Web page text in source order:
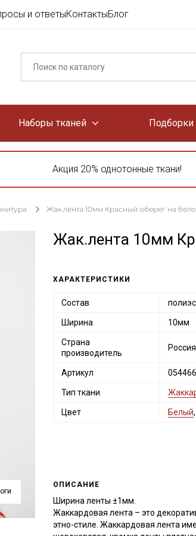
и ответыКонтактыБлог
Наборы тканей Подборки
Акция 20% однотонные ткани!
Жак.лента 10мм Красный оберег на
Жак.лента 10мм
ХАРАКТЕРИСТИКИ
Состав
Ширина 10мм
Страна
производитель
Россия
Артикул 054466
Тип ткани
Цвет Белый,
ОПИСАНИЕ
Ширина ленты ±1мм.
Жаккардовая лента – это
этно-стиле. Жаккардовая лента